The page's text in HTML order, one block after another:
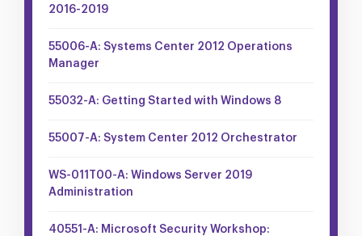
2016-2019
55006-A: Systems Center 2012 Operations
Manager
55032-A: Getting Started with Windows 8
55007-A: System Center 2012 Orchestrator
WS-011T00-A: Windows Server 2019
Administration
40551-A: Microsoft Security Workshop: